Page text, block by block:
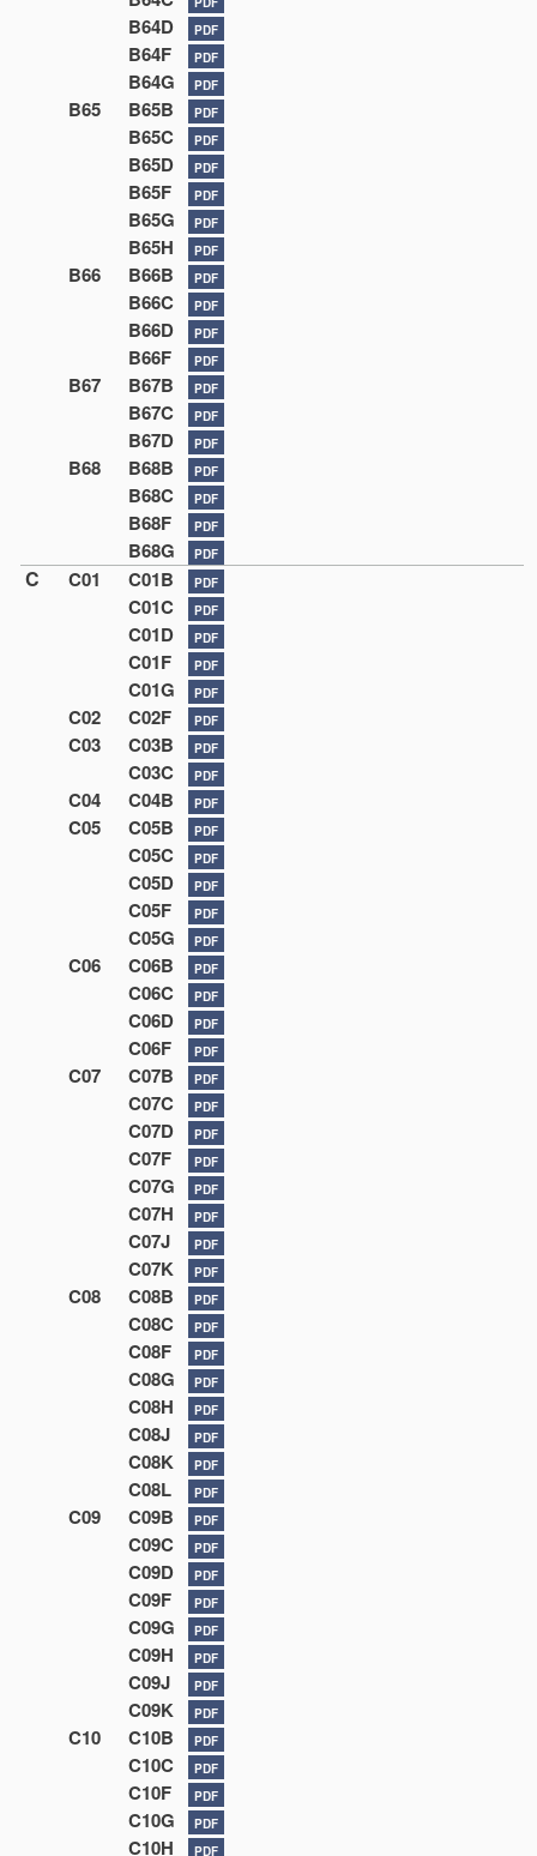
B64D PDF
B64F PDF
B64G PDF
B65 B65B PDF
B65C PDF
B65D PDF
B65F PDF
B65G PDF
B65H PDF
B66 B66B PDF
B66C PDF
B66D PDF
B66F PDF
B67 B67B PDF
B67C PDF
B67D PDF
B68 B68B PDF
B68C PDF
B68F PDF
B68G PDF
C C01 C01B PDF
C01C PDF
C01D PDF
C01F PDF
C01G PDF
C02 C02F PDF
C03 C03B PDF
C03C PDF
C04 C04B PDF
C05 C05B PDF
C05C PDF
C05D PDF
C05F PDF
C05G PDF
C06 C06B PDF
C06C PDF
C06D PDF
C06F PDF
C07 C07B PDF
C07C PDF
C07D PDF
C07F PDF
C07G PDF
C07H PDF
C07J PDF
C07K PDF
C08 C08B PDF
C08C PDF
C08F PDF
C08G PDF
C08H PDF
C08J PDF
C08K PDF
C08L PDF
C09 C09B PDF
C09C PDF
C09D PDF
C09F PDF
C09G PDF
C09H PDF
C09J PDF
C09K PDF
C10 C10B PDF
C10C PDF
C10F PDF
C10G PDF
C10H PDF